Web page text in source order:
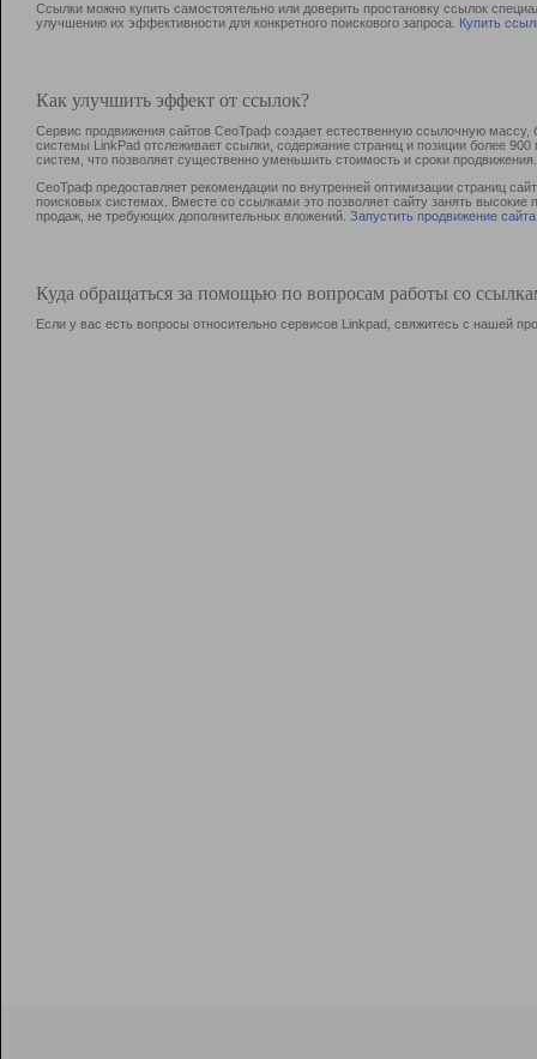
Ссылки можно купить самостоятельно или доверить простановку ссылок
улучшению их эффективности для конкретного поискового запроса. Купить
Как улучшить эффект от ссылок?
Сервис продвижения сайтов СеоТраф создает естественную ссылочную
системы LinkPad отслеживает ссылки, содержание страниц и позиции более
систем, что позволяет существенно уменьшить стоимость и сроки продвижения.
СеоТраф предоставляет рекомендации по внутренней оптимизации страниц
поисковых системах. Вместе со ссылками это позволяет сайту занять
продаж, не требующих дополнительных вложений. Запустить продвижение сайта
Куда обращаться за помощью по вопросам работы со
Если у вас есть вопросы относительно сервисов Linkpad, свяжитесь с нашей